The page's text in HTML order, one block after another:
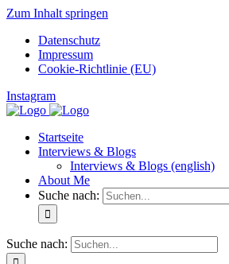
Zum Inhalt springen
Datenschutz
Impressum
Cookie-Richtlinie (EU)
Instagram
Startseite
Interviews & Blogs
Interviews & Blogs (english)
About Me
Suche nach:
Suche nach: